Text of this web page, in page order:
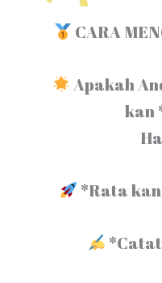
CARA
Apakah
kan
*Rata